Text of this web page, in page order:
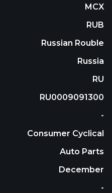
services. The
and is based in Saint
MCX
RUB
Russian Rouble
Russia
RU
RU0009091300
-
Consumer Cyclical
Auto Parts
December
-